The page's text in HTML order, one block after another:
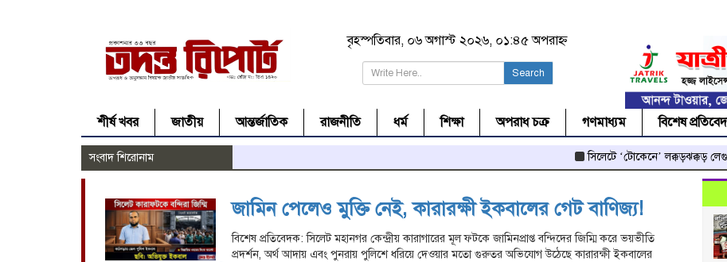
বৃহস্পতিবার, ০৬ অগাস্ট ২০২৬, ০১:৪৫ অপরাহ্ন
Search
শীর্ষ খবর জাতীয় আন্তর্জাতিক রাজনীতি ধর্ম শিক্ষা অপরাধ চক্র গণমাধ্যম বিশেষ
সংবাদ শিরোনাম সিলেটে ‘টোকেনে’ লক্কড়ঝক্কড়
জামিন পেলেও মুক্তি নেই, কারারক্ষী ইকবালের গেট বাণিজ্য!
বিশেষ প্রতিবেদক: সিলেট মহানগর কেন্দ্রীয় কারাগারের মূল ফটকে জামিনপ্রাপ্ত বন্দিদের জিম্মি করে ভয়ভীতি
প্রদর্শন, অর্থ আদায় এবং পুনরায় পুলিশে ধরিয়ে দেওয়ার মতো গুরুতর অভিযোগ উঠেছে কারারক্ষী ইকবালের